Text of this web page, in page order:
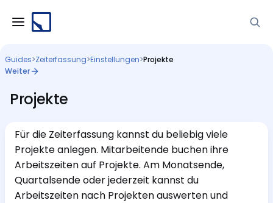
Guides>Zeiterfassung>Einstellungen>Projekte
Weiter
Projekte
Für die Zeiterfassung kannst du beliebig viele
Projekte anlegen. Mitarbeitende buchen ihre
Arbeitszeiten auf Projekte. Am Monatsende,
Quartalsende oder jederzeit kannst du
Arbeitszeiten nach Projekten auswerten und